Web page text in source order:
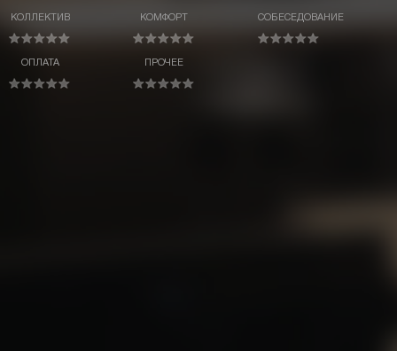
КОЛЛЕКТИВ
ОПЛАТА
КОМФОРТ
ПРОЧЕЕ
СОБЕСЕДОВАНИЕ